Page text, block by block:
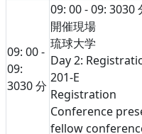
09: 00 -
09:
3030 分
09: 00 - 09: 3030
開催現場
琉球大学
Day 2:
201-E
Registration
Conference
fellow